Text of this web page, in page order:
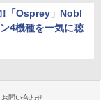
!「Osprey」Nobl
4機種を一気に聴
お問い合わせ